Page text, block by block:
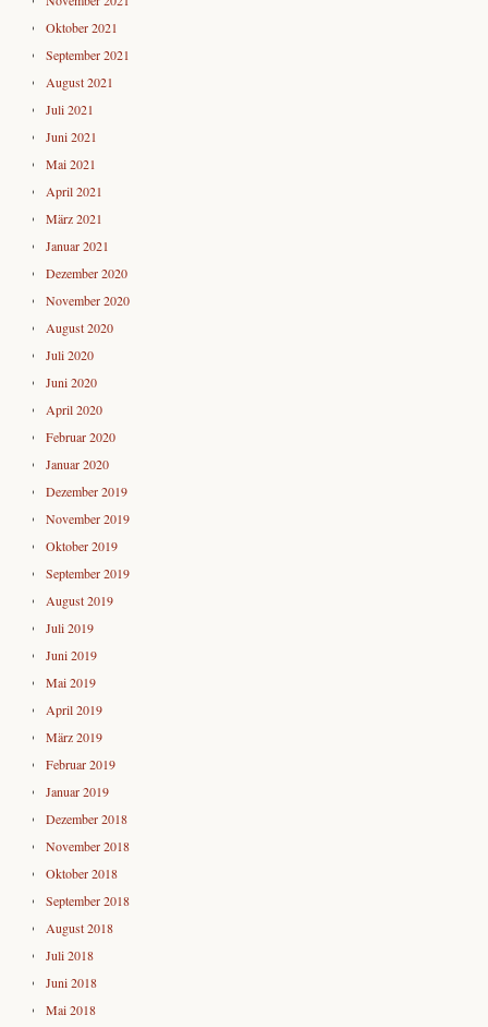
Oktober 2021
September 2021
August 2021
Juli 2021
Juni 2021
Mai 2021
April 2021
März 2021
Januar 2021
Dezember 2020
November 2020
August 2020
Juli 2020
Juni 2020
April 2020
Februar 2020
Januar 2020
Dezember 2019
November 2019
Oktober 2019
September 2019
August 2019
Juli 2019
Juni 2019
Mai 2019
April 2019
März 2019
Februar 2019
Januar 2019
Dezember 2018
November 2018
Oktober 2018
September 2018
August 2018
Juli 2018
Juni 2018
Mai 2018